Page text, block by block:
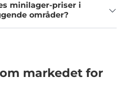
minilager-priser i
områder?
markedet for